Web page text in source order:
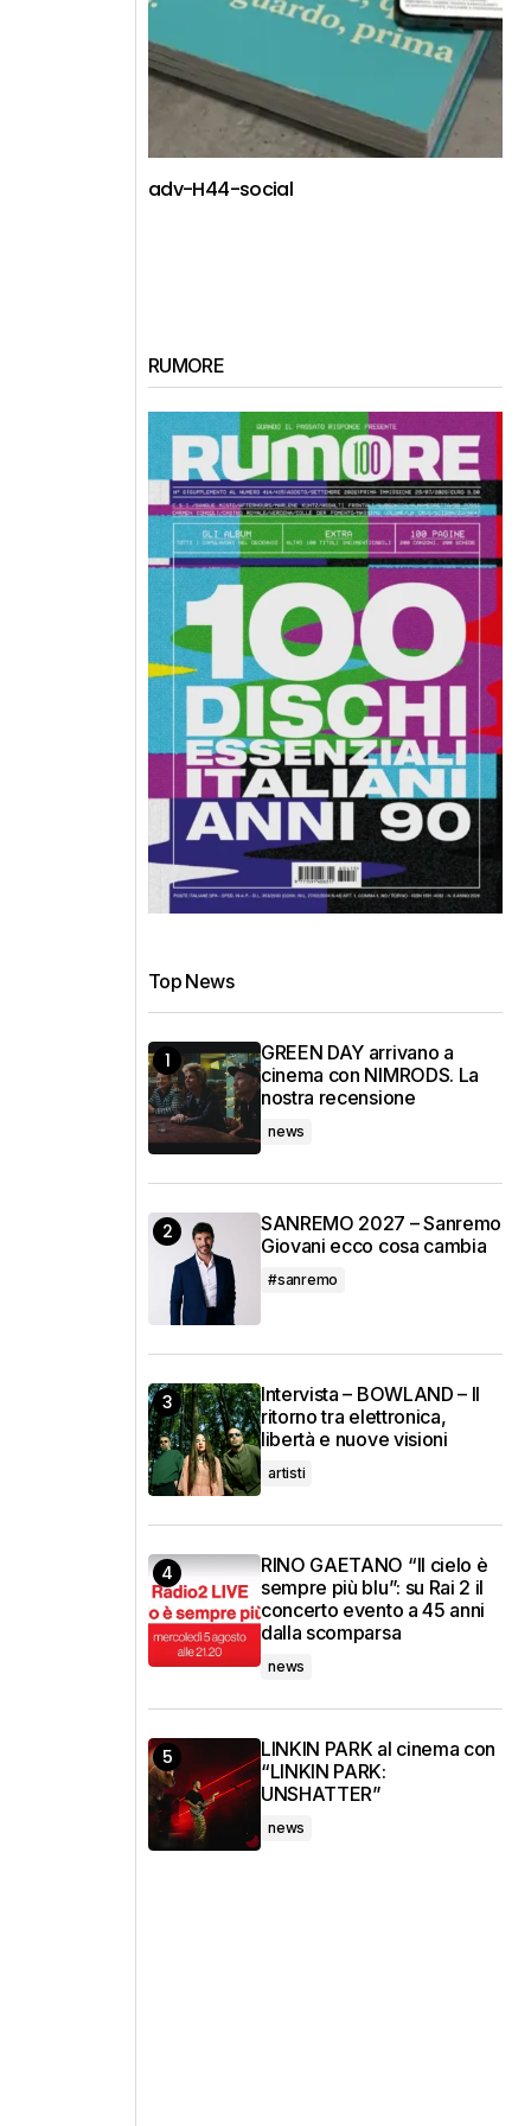
adv-H44-social
RUMORE
Top News
GREEN DAY arrivano a
cinema con NIMRODS. La
nostra recensione
news
SANREMO 2027 – Sanremo
Giovani ecco cosa cambia
#sanremo
Intervista – BOWLAND – Il
ritorno tra elettronica,
libertà e nuove visioni
artisti
RINO GAETANO “Il cielo è
sempre più blu”: su Rai 2 il
concerto evento a 45 anni
dalla scomparsa
news
LINKIN PARK al cinema con
“LINKIN PARK:
UNSHATTER”
news